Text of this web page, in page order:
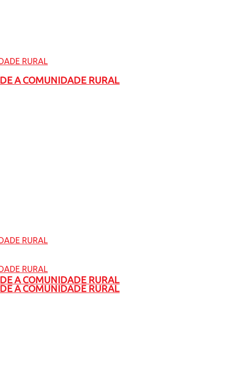
A COMUNIDADE RURAL
A COMUNIDADE RURAL
A COMUNIDADE RURAL